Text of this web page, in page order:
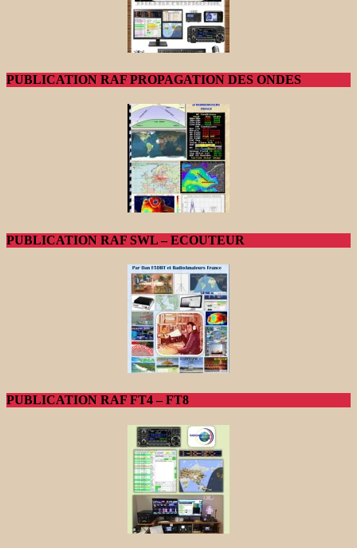
PUBLICATION RAF PROPAGATION DES ONDES
PUBLICATION RAF SWL – ECOUTEUR
PUBLICATION RAF FT4 – FT8